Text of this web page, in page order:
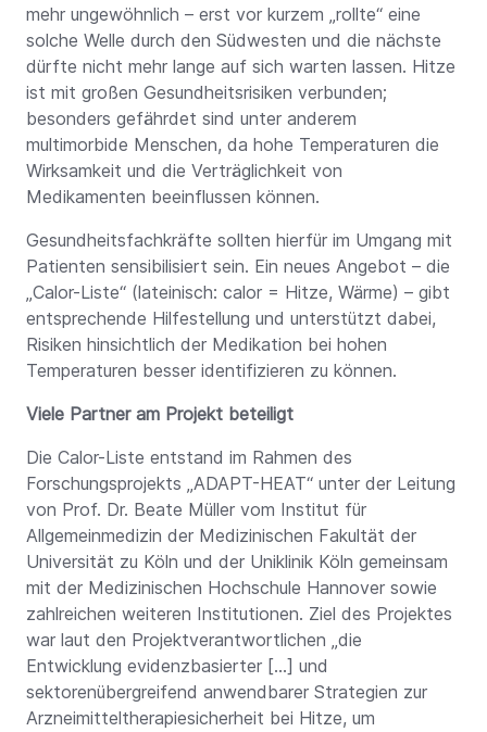
mehr ungewöhnlich – erst vor kurzem „rollte“ eine
solche Welle durch den Südwesten und die nächste
dürfte nicht mehr lange auf sich warten lassen. Hitze
ist mit großen Gesundheitsrisiken verbunden;
besonders gefährdet sind unter anderem
multimorbide Menschen, da hohe Temperaturen die
Wirksamkeit und die Verträglichkeit von
Medikamenten beeinflussen können.
Gesundheitsfachkräfte sollten hierfür im Umgang mit
Patienten sensibilisiert sein. Ein neues Angebot – die
„Calor-Liste“ (lateinisch: calor = Hitze, Wärme) – gibt
entsprechende Hilfestellung und unterstützt dabei,
Risiken hinsichtlich der Medikation bei hohen
Temperaturen besser identifizieren zu können.
Viele Partner am Projekt beteiligt
Die Calor-Liste entstand im Rahmen des
Forschungsprojekts „ADAPT-HEAT“ unter der Leitung
von Prof. Dr. Beate Müller vom Institut für
Allgemeinmedizin der Medizinischen Fakultät der
Universität zu Köln und der Uniklinik Köln gemeinsam
mit der Medizinischen Hochschule Hannover sowie
zahlreichen weiteren Institutionen. Ziel des Projektes
war laut den Projektverantwortlichen „die
Entwicklung evidenzbasierter […] und
sektorenübergreifend anwendbarer Strategien zur
Arzneimitteltherapiesicherheit bei Hitze, um